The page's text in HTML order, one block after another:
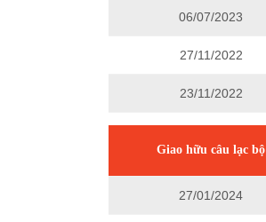
06/07/2023
27/11/2022
23/11/2022
Giao hữu câu lạc bộ
27/01/2024